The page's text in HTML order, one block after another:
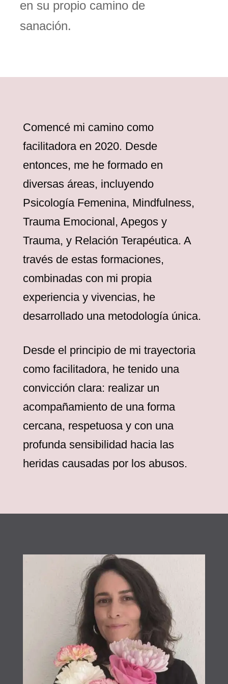
en su propio camino de
sanación.
Comencé mi camino como
facilitadora en 2020. Desde
entonces, me he formado en
diversas áreas, incluyendo
Psicología Femenina, Mindfulness,
Trauma Emocional, Apegos y
Trauma, y Relación Terapéutica. A
través de estas formaciones,
combinadas con mi propia
experiencia y vivencias, he
desarrollado una metodología única.
Desde el principio de mi trayectoria
como facilitadora, he tenido una
convicción clara: realizar un
acompañamiento de una forma
cercana, respetuosa y con una
profunda sensibilidad hacia las
heridas causadas por los abusos.